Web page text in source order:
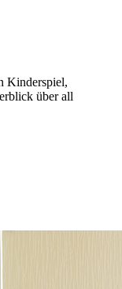
Kinderspiel,
über all